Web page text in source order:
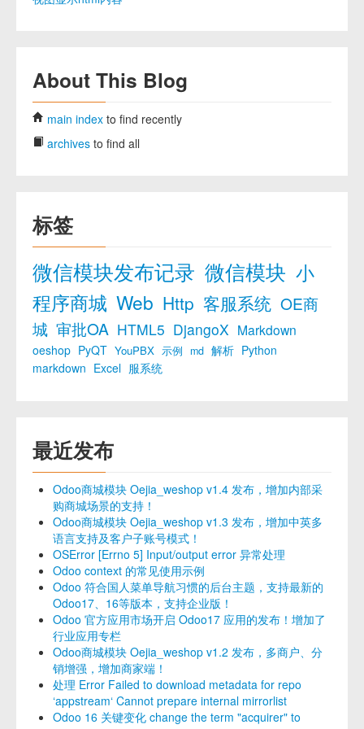
About This Blog
main index to find recently
archives to find all
标签
微信模块发布记录 微信模块 小
程序商城 Web Http 客服系统 OE商
城 审批OA HTML5 DjangoX Markdown
oeshop PyQT YouPBX 示例 md 解析 Python
markdown Excel 服系统
最近发布
Odoo商城模块 Oejia_weshop v1.4 发布，增加内部采
购商城场景的支持！
Odoo商城模块 Oejia_weshop v1.3 发布，增加中英多
语言支持及客户子账号模式！
OSError [Errno 5] Input/output error 异常处理
Odoo context 的常见使用示例
Odoo 符合国人菜单导航习惯的后台主题，支持最新的
Odoo17、16等版本，支持企业版！
Odoo 官方应用市场开启 Odoo17 应用的发布！增加了
行业应用专栏
Odoo商城模块 Oejia_weshop v1.2 发布，多商户、分
销增强，增加商家端！
处理 Error Failed to download metadata for repo
‘appstream‘ Cannot prepare internal mirrorlist
Odoo 16 关键变化 change the term "acquirer" to